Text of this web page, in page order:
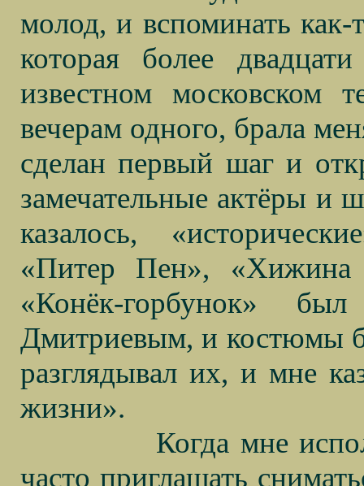
молод, и вспоминать
которая более
известном московском
вечерам одного, брала
сделан первый шаг и
замечательные актёры и
казалось,
«Питер Пен»,
«Конёк-горбунок»
Дмитриевым, и костюмы
разглядывал их, и мне
жизни».
Когда мне
часто приглашать